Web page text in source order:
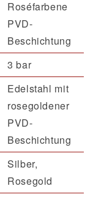
Roséfarbene
PVD-
Beschichtung
3 bar
Edelstahl mit
rosegoldener
PVD-
Beschichtung
Silber,
Rosegold